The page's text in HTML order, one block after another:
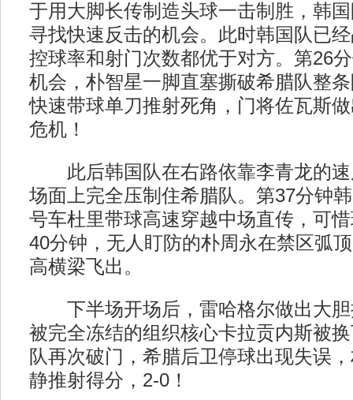
于用大脚长传制造头球一击制胜，韩
寻找快速反击的机会。此时韩国队已
控球率和射门次数都优于对方。第26
机会，朴智星一脚直塞撕破希腊队整
快速带球单刀推射死角，门将佐瓦斯
危机！
此后韩国队在右路依靠李青龙的速
场面上完全压制住希腊队。第37分钟
号车杜里带球高速穿越中场直传，可
40分钟，无人盯防的朴周永在禁区弧
高横梁飞出。
下半场开场后，雷哈格尔做出大胆
被完全冻结的组织核心卡拉贡内斯被
队再次破门，希腊后卫停球出现失误
静推射得分，2-0！